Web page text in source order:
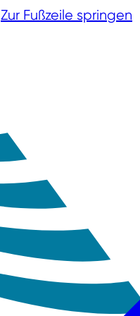
Zur Fußzeile springen